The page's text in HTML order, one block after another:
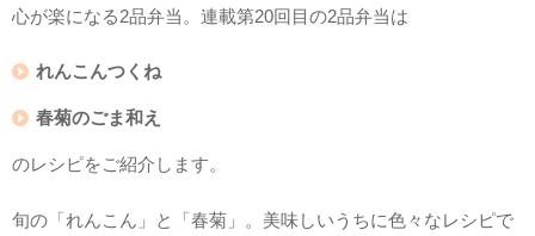
心が楽になる2品弁当。連載第20回目の2品弁当は
れんこんつくね
春菊のごま和え
のレシピをご紹介します。
旬の「れんこん」と「春菊」。美味しいうちに色々なレシピで